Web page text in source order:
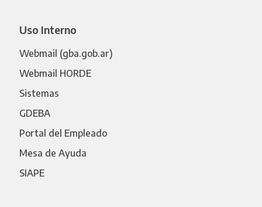
Uso Interno
Webmail (gba.gob.ar)
Webmail HORDE
Sistemas
GDEBA
Portal del Empleado
Mesa de Ayuda
SIAPE